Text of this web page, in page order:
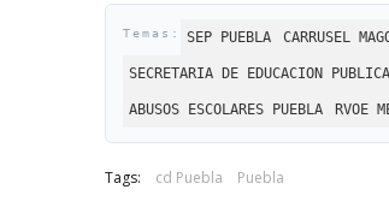
SEP PUEBLA CARRUSEL
SECRETARIA DE EDUCACION
ABUSOS ESCOLARES PUEBLA RVOE
Tags: cd Puebla Puebla